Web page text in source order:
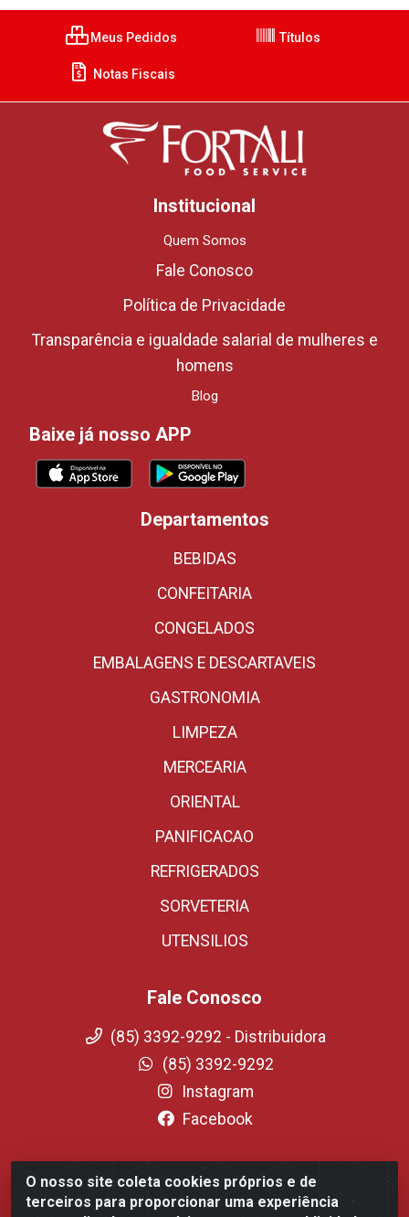
O nosso site coleta cookies próprios e de
terceiros para proporcionar uma experiência
Meus Pedidos Títulos
Notas Fiscais
Institucional
Quem Somos
Fale Conosco
Política de Privacidade
Transparência e igualdade salarial de mulheres e
homens
Blog
Baixe já nosso APP
Departamentos
BEBIDAS
CONFEITARIA
CONGELADOS
EMBALAGENS E DESCARTAVEIS
GASTRONOMIA
LIMPEZA
MERCEARIA
ORIENTAL
PANIFICACAO
REFRIGERADOS
SORVETERIA
UTENSILIOS
Fale Conosco
(85) 3392-9292 - Distribuidora
(85) 3392-9292
Instagram
Facebook
Fortali Distribuidora de Alimentos LTDA - Avenida
Tomaz Coelho, 1268 - Messejana, Fortaleza/CE - CEP